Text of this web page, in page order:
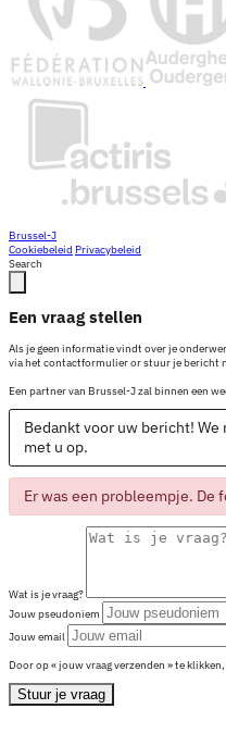
Brussel-J
Cookiebeleid Privacybeleid
Search
Een vraag stellen
Als je geen informatie vindt over je
via het contactformulier or stuur je bericht
Een partner van Brussel-J zal binnen een
Bedankt voor uw bericht!
met u op.
Er was een probleempje. De
Wat is je vraag?
Jouw pseudoniem
Jouw email
Door op « jouw vraag verzenden » te
Stuur je vraag